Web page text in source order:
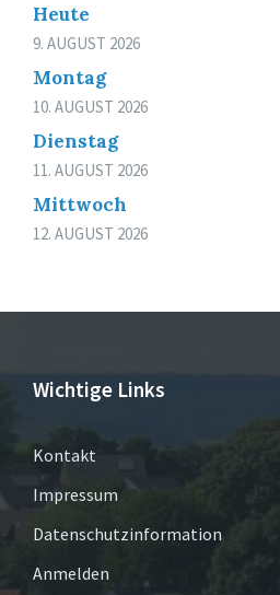
Heute
9. AUGUST 2026
Montag
10. AUGUST 2026
Dienstag
11. AUGUST 2026
Mittwoch
12. AUGUST 2026
Wichtige Links
Kontakt
Impressum
Datenschutzinformation
Anmelden